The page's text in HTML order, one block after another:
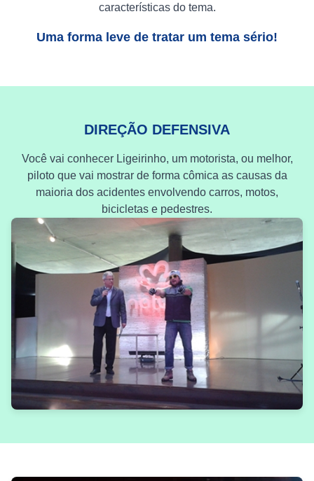
características do tema.
Uma forma leve de tratar um tema sério!
DIREÇÃO DEFENSIVA
Você vai conhecer Ligeirinho, um motorista, ou melhor,
piloto que vai mostrar de forma cômica as causas da
maioria dos acidentes envolvendo carros, motos,
bicicletas e pedestres.